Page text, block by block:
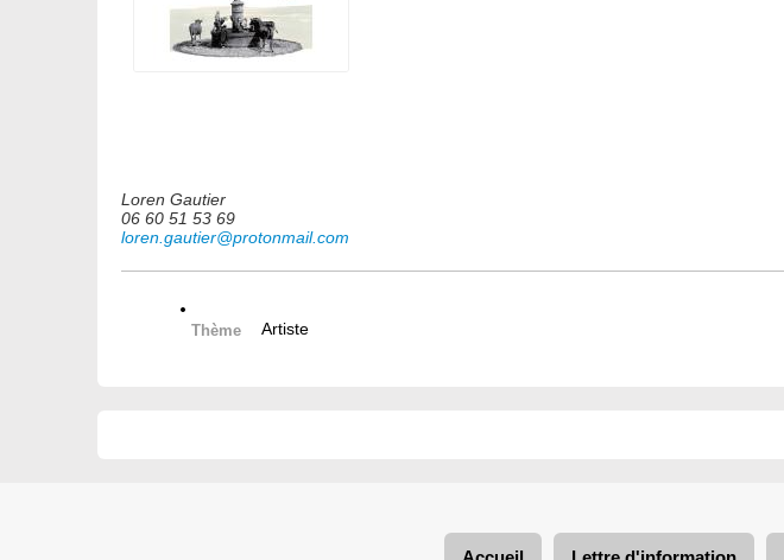
Loren Gautier
06 60 51 53 69
loren.gautier@protonmail.com
Thème Artiste